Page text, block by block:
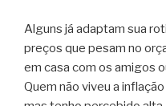
Alguns já adaptam sua
preços que pesam no
em casa com os amigos
Quem não viveu a